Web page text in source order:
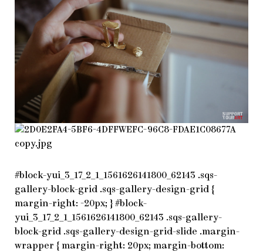
#block-yui_3_17_2_1_1561626141800_62143 .sqs-
gallery-block-grid .sqs-gallery-design-grid {
margin-right: -20px; } #block-
yui_3_17_2_1_1561626141800_62143 .sqs-gallery-
block-grid .sqs-gallery-design-grid-slide .margin-
wrapper { margin-right: 20px; margin-bottom: